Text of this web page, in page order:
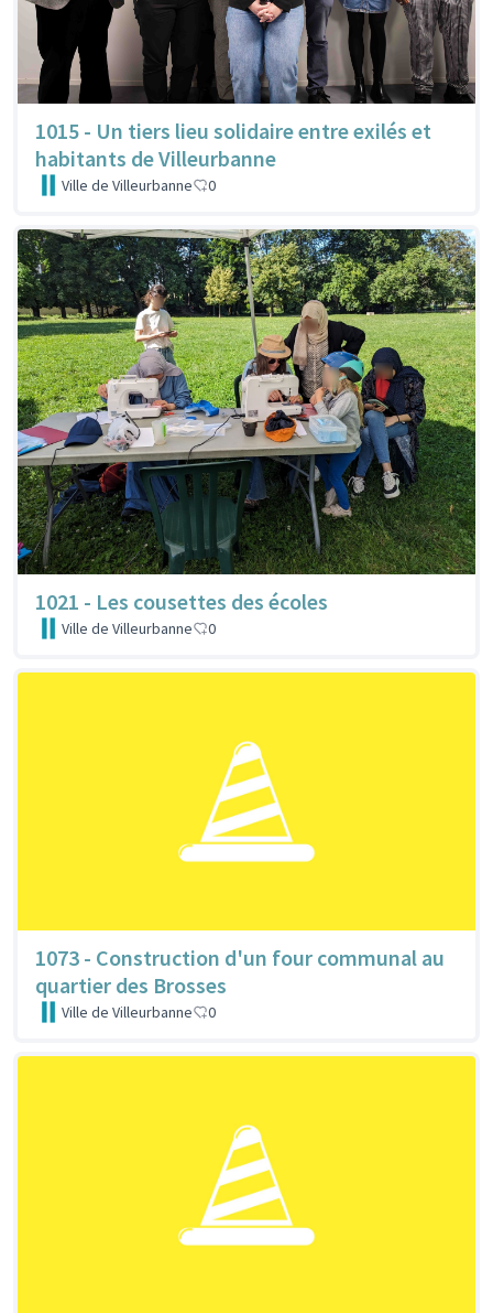
1015 - Un tiers lieu solidaire entre exilés et
habitants de Villeurbanne
Ville de Villeurbanne 0
1021 - Les cousettes des écoles
Ville de Villeurbanne 0
1073 - Construction d'un four communal au
quartier des Brosses
Ville de Villeurbanne 0